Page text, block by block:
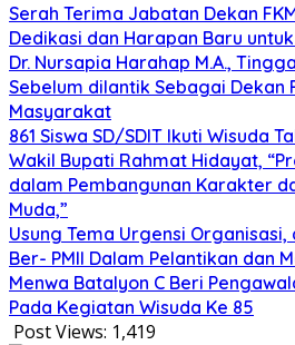
Serah Terima Jabatan Dekan
Dedikasi dan Harapan Baru
Dr. Nursapia Harahap M.A.,
Sebelum dilantik Sebagai Dekan
Masyarakat
861 Siswa SD/SDIT Ikuti Wisuda
Wakil Bupati Rahmat Hidayat,
dalam Pembangunan Karakter
Muda,”
Usung Tema Urgensi
Ber- PMII Dalam Pelantikan dan
Menwa Batalyon C Beri
Pada Kegiatan Wisuda Ke 85
Post Views: 1,419